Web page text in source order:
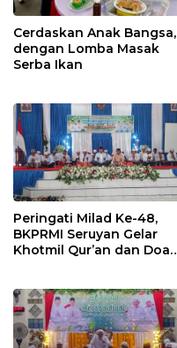
Cerdaskan Anak Bangsa,
dengan Lomba Masak
Serba Ikan
Peringati Milad Ke-48,
BKPRMI Seruyan Gelar
Khotmil Qur’an dan Doa